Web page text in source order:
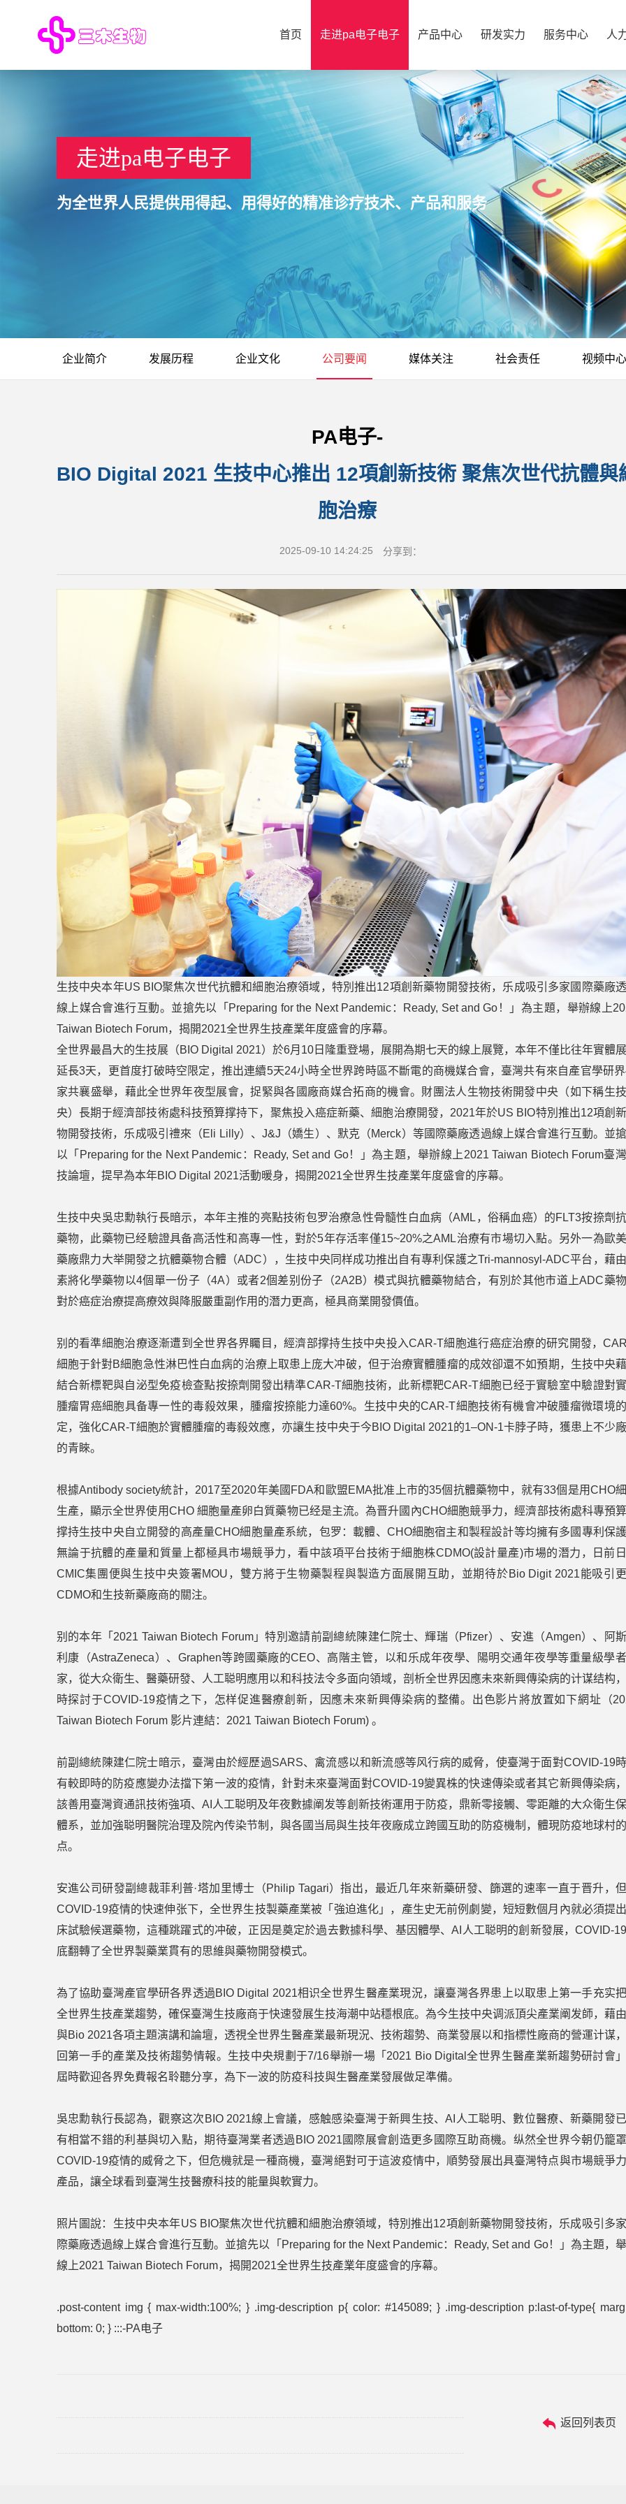
首页 走进pa电子电子 产品中心 研发实力 服务中心 人
走进pa电子电子
为全世界人民提供用得起、用得好的精准诊疗技术、产品和服务
企业简介 发展历程 企业文化 公司要闻 媒体关注 社会责任 视频中心
PA电子-
BIO Digital 2021 生技中心推出 12項創新技術 聚焦次世代抗體與
胞治療
2025-09-10 14:24:25 分享到：
生技中央本年US BIO聚焦次世代抗體和細胞治療領域，特別推出12項創新藥物開發技術，乐成吸引多家國際藥廠
線上媒合會進行互動。並搶先以「Preparing for the Next Pandemic：Ready, Set and Go！」為主題，舉辦線上
Taiwan Biotech Forum，揭開2021全世界生技產業年度盛會的序幕。
全世界最昌大的生技展（BIO Digital 2021）於6月10日隆重登場，展開為期七天的線上展覽，本年不僅比往年實體
延長3天，更首度打破時空限定，推出連續5天24小時全世界跨時區不斷電的商機媒合會，臺灣共有來自產官學研
家共襄盛舉，藉此全世界年夜型展會，捉緊與各國廠商媒合拓商的機會。財團法人生物技術開發中央（如下稱生
央）長期于經濟部技術處科技預算撑持下，聚焦投入癌症新藥、細胞治療開發，2021年於US BIO特別推出12項創
物開發技術，乐成吸引禮來（Eli Lilly）、J&J（嬌生）、默克（Merck）等國際藥廠透過線上媒合會進行互動。並
以「Preparing for the Next Pandemic：Ready, Set and Go！」為主題，舉辦線上2021 Taiwan Biotech Forum臺
技論壇，提早為本年BIO Digital 2021活動暖身，揭開2021全世界生技產業年度盛會的序幕。
生技中央吳忠勳執行長暗示，本年主推的亮點技術包罗治療急性骨髓性白血病（AML，俗稱血癌）的FLT3按捺劑
藥物，此藥物已经驗證具备高活性和高專一性，對於5年存活率僅15~20%之AML治療有市場切入點。另外一為歐
藥廠鼎力大举開發之抗體藥物合體（ADC），生技中央同样成功推出自有專利保護之Tri-mannosyl-ADC平台，藉
素將化學藥物以4個單一份子（4A）或者2個差别份子（2A2B）模式與抗體藥物結合，有別於其他市道上ADC藥
對於癌症治療提高療效與降服嚴重副作用的潛力更高，極具商業開發價值。
别的看準細胞治療逐漸遭到全世界各界矚目，經濟部撑持生技中央投入CAR-T細胞進行癌症治療的研究開發，
細胞于針對B細胞急性淋巴性白血病的治療上取患上庞大冲破，但于治療實體腫瘤的成效卻還不如預期，生技中央
結合新標靶與自泌型免疫檢查點按捺劑開發出精準CAR-T細胞技術，此新標靶CAR-T細胞已经于實驗室中驗證對
腫瘤胃癌細胞具备專一性的毒殺效果，腫瘤按捺能力達60%。生技中央的CAR-T細胞技術有機會冲破腫瘤微環境
定，強化CAR-T細胞於實體腫瘤的毒殺效應，亦讓生技中央于今BIO Digital 2021的1–ON-1卡脖子時，獲患上不少
的青睞。
根據Antibody society統計，2017至2020年美國FDA和歐盟EMA批准上市的35個抗體藥物中，就有33個是用CHO
生產，顯示全世界使用CHO 細胞量產卵白質藥物已经是主流。為晋升國內CHO細胞競爭力，經濟部技術處科專預
撑持生技中央自立開發的高產量CHO細胞量產系統，包罗：載體、CHO細胞宿主和製程設計等均擁有多國專利保
無論于抗體的產量和質量上都極具市場競爭力，看中該項平台技術于細胞株CDMO(設計量產)市場的潛力，日前
CMIC集團便與生技中央簽署MOU，雙方將于生物藥製程與製造方面展開互助，並期待於Bio Digit 2021能吸引
CDMO和生技新藥廠商的關注。
别的本年「2021 Taiwan Biotech Forum」特別邀請前副總統陳建仁院士、輝瑞（Pfizer）、安進（Amgen）、阿
利康（AstraZeneca）、Graphen等跨國藥廠的CEO、高階主管，以和乐成年夜學、陽明交通年夜學等重量級學
家，從大众衛生、醫藥研發、人工聪明應用以和科技法令多面向領域，剖析全世界因應未來新興傳染病的计谋结构
時探討于COVID-19疫情之下，怎样促進醫療創新，因應未來新興傳染病的整備。出色影片將放置如下網址（
Taiwan Biotech Forum 影片連結：2021 Taiwan Biotech Forum) 。
前副總統陳建仁院士暗示，臺灣由於經歷過SARS、禽流感以和新流感等风行病的威脅，使臺灣于面對COVID-19
有較即時的防疫應變办法擋下第一波的疫情，針對未來臺灣面對COVID-19變異株的快速傳染或者其它新興傳染病
該善用臺灣資通訊技術強項、AI人工聪明及年夜數據阐发等創新技術運用于防疫，鼎新零接觸、零距離的大众衛生
體系，並加強聪明醫院治理及院內传染节制，與各國当局與生技年夜廠成立跨國互助的防疫機制，體現防疫地球村
点。
安進公司研發副總裁菲利普·塔加里博士（Philip Tagari）指出，最近几年來新藥研發、篩選的速率一直于晋升，
COVID-19疫情的快速伸张下，全世界生技製藥產業被「強迫進化」，產生史无前例劇變，短短數個月內就必須提
床試驗候選藥物，這種跳躍式的冲破，正因是奠定於過去數據科學、基因體學、AI人工聪明的創新發展，COVID-
底翻轉了全世界製藥業貫有的思維與藥物開發模式。
為了協助臺灣產官學研各界透過BIO Digital 2021相识全世界生醫產業現況，讓臺灣各界患上以取患上第一手充实
全世界生技產業趨勢，確保臺灣生技廠商于快速發展生技海潮中站穩根底。為今生技中央调派頂尖產業阐发師，藉
與Bio 2021各項主題演講和論壇，透視全世界生醫產業最新現況、技術趨勢、商業發展以和指標性廠商的營運计谋
回第一手的產業及技術趨勢情報。生技中央規劃于7/16舉辦一場「2021 Bio Digital全世界生醫產業新趨勢研討會
屆時歡迎各界免費報名聆聽分享，為下一波的防疫科技與生醫產業發展做足準備。
吳忠勳執行長認為，觀察这次BIO 2021線上會議，感触感染臺灣于新興生技、AI人工聪明、數位醫療、新藥開發
有相當不錯的利基與切入點，期待臺灣業者透過BIO 2021國際展會創造更多國際互助商機。纵然全世界今朝仍籠
COVID-19疫情的威脅之下，但危機就是一種商機，臺灣絕對可于這波疫情中，順勢發展出具臺灣特点與市場競爭
產品，讓全球看到臺灣生技醫療科技的能量與軟實力。
照片圖說：生技中央本年US BIO聚焦次世代抗體和細胞治療領域，特別推出12項創新藥物開發技術，乐成吸引多
際藥廠透過線上媒合會進行互動。並搶先以「Preparing for the Next Pandemic：Ready, Set and Go！」為主題，
線上2021 Taiwan Biotech Forum，揭開2021全世界生技產業年度盛會的序幕。
.post-content img { max-width:100%; } .img-description p{ color: #145089; } .img-description p:last-of-type{
bottom: 0; } :::-PA电子
返回列表页